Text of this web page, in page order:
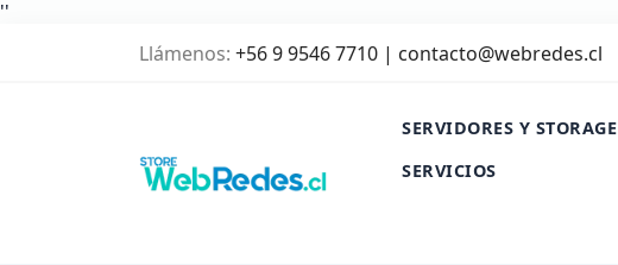
''
Llámenos: +56 9 9546 7710 | contacto@webredes.cl
SERVIDORES Y STORAGE
SERVICIOS